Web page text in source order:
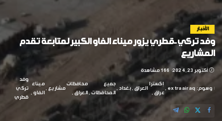
الأخبار
وفد تركي-قطري يزور ميناء الفاو الكبير لمتابعة تقدم
المشاريع
أكتوبر 23, 2024 166 مشاهدة
وسوم: extraairaq
إكسترا
عراق
العراق بغداد
جميع
المحافظات
محافظات
العراق
مشاريع
ميناء
الفاو
وفد
تركي
قطري